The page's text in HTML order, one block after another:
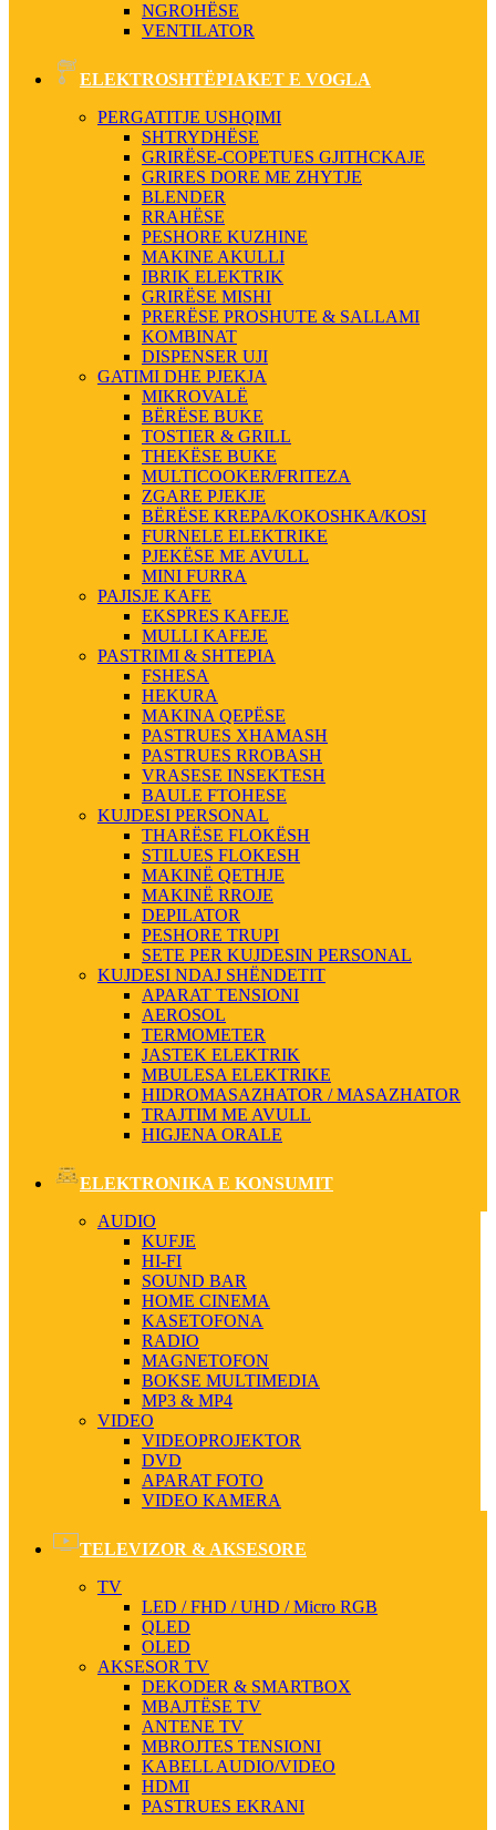
NGROHËSE
VENTILATOR
ELEKTROSHTËPIAKET E VOGLA
PERGATITJE USHQIMI
SHTRYDHËSE
GRIRËSE-COPETUES GJITHCKAJE
GRIRES DORE ME ZHYTJE
BLENDER
RRAHËSE
PESHORE KUZHINE
MAKINE AKULLI
IBRIK ELEKTRIK
GRIRËSE MISHI
PRERËSE PROSHUTE & SALLAMI
KOMBINAT
DISPENSER UJI
GATIMI DHE PJEKJA
MIKROVALË
BËRËSE BUKE
TOSTIER & GRILL
THEKËSE BUKE
MULTICOOKER/FRITEZA
ZGARE PJEKJE
BËRËSE KREPA/KOKOSHKA/KOSI
FURNELE ELEKTRIKE
PJEKËSE ME AVULL
MINI FURRA
PAJISJE KAFE
EKSPRES KAFEJE
MULLI KAFEJE
PASTRIMI & SHTEPIA
FSHESA
HEKURA
MAKINA QEPËSE
PASTRUES XHAMASH
PASTRUES RROBASH
VRASESE INSEKTESH
BAULE FTOHESE
KUJDESI PERSONAL
THARËSE FLOKËSH
STILUES FLOKESH
MAKINË QETHJE
MAKINË RROJE
DEPILATOR
PESHORE TRUPI
SETE PER KUJDESIN PERSONAL
KUJDESI NDAJ SHËNDETIT
APARAT TENSIONI
AEROSOL
TERMOMETER
JASTEK ELEKTRIK
MBULESA ELEKTRIKE
HIDROMASAZHATOR / MASAZHATOR
TRAJTIM ME AVULL
HIGJENA ORALE
ELEKTRONIKA E KONSUMIT
AUDIO
KUFJE
HI-FI
SOUND BAR
HOME CINEMA
KASETOFONA
RADIO
MAGNETOFON
BOKSE MULTIMEDIA
MP3 & MP4
VIDEO
VIDEOPROJEKTOR
DVD
APARAT FOTO
VIDEO KAMERA
TELEVIZOR & AKSESORE
TV
LED / FHD / UHD / Micro RGB
QLED
OLED
AKSESOR TV
DEKODER & SMARTBOX
MBAJTËSE TV
ANTENE TV
MBROJTES TENSIONI
KABELL AUDIO/VIDEO
HDMI
PASTRUES EKRANI